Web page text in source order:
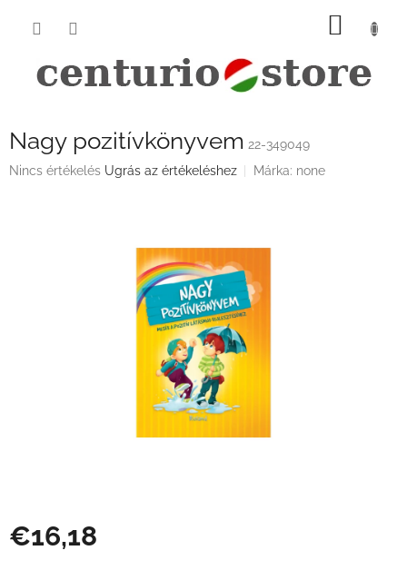
KOSÁR
Nagy pozitívkönyvem 22-349049
A
Nincs értékelés Ugrás az értékeléshez Márka: none
€16,18